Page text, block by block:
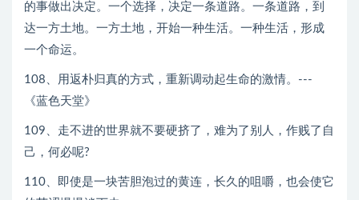
的事做出决定。一个选择，决定一条道路。一条道路，到
达一方土地。一方土地，开始一种生活。一种生活，形成
一个命运。
108、用返朴归真的方式，重新调动起生命的激情。---
《蓝色天堂》
109、走不进的世界就不要硬挤了，难为了别人，作贱了自
己，何必呢?
110、即使是一块苦胆泡过的黄连，长久的咀嚼，也会使它